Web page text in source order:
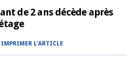
de 2 ans décède après
IMPRIMER L'ARTICLE